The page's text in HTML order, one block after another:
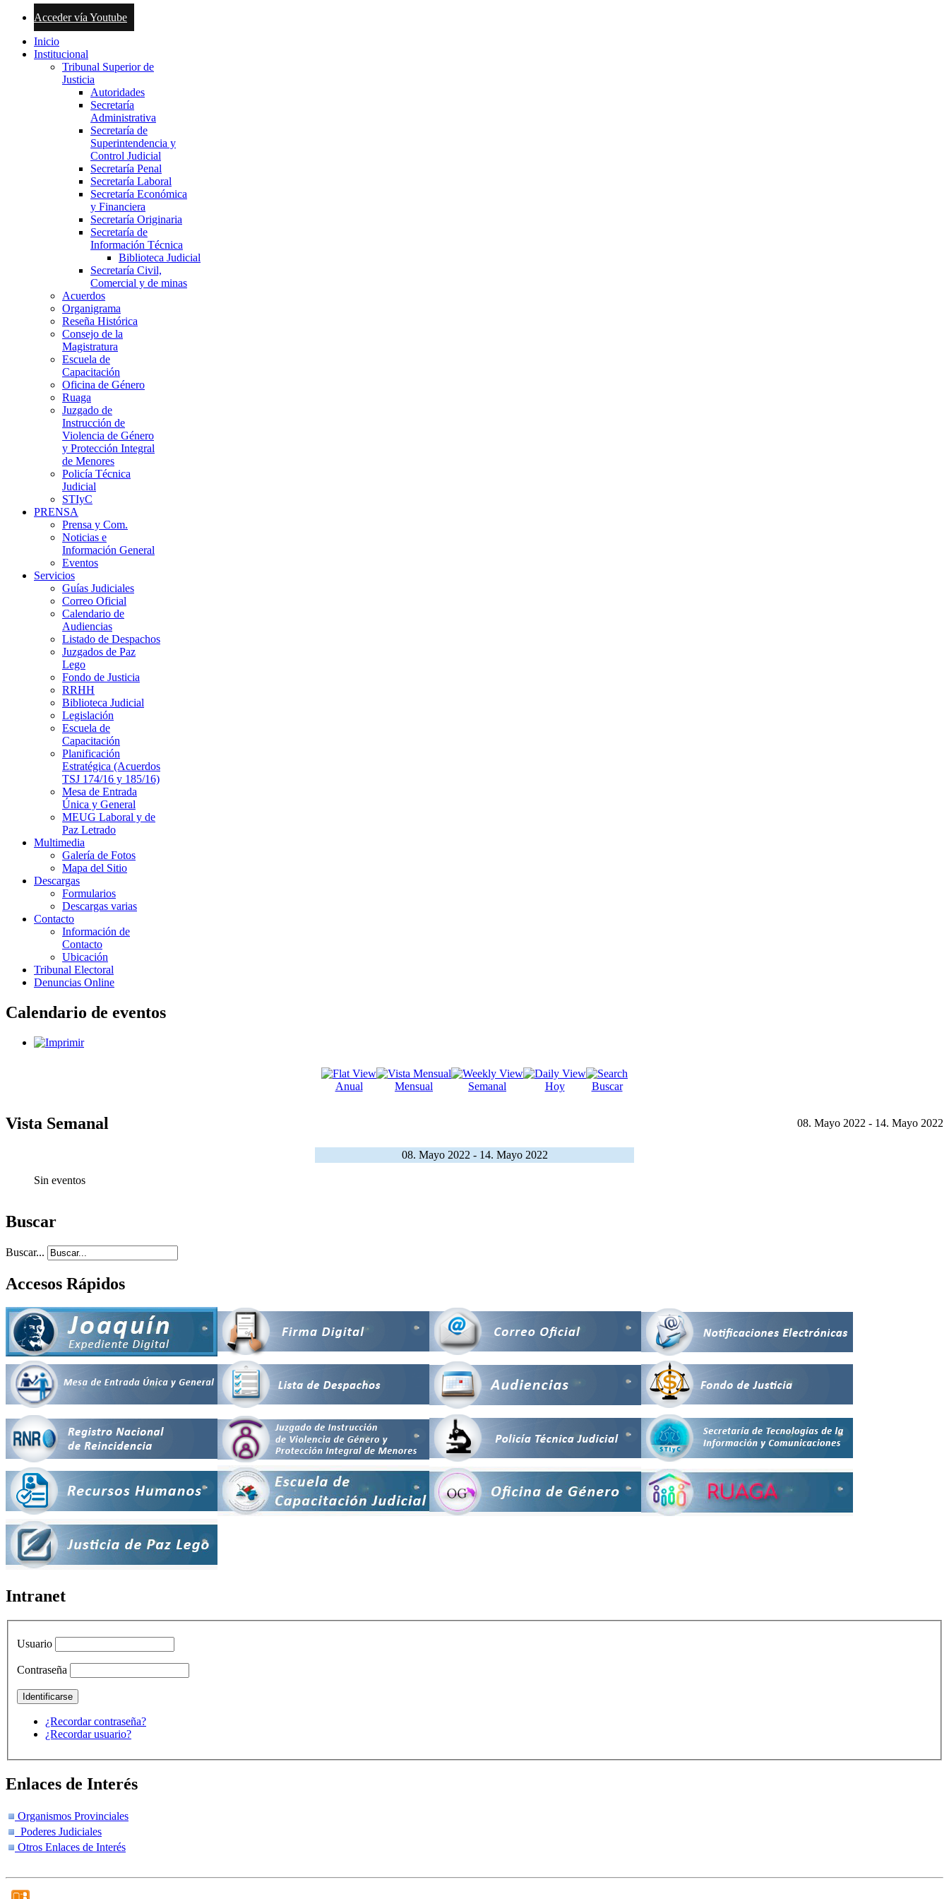
Acceder vía Youtube
Inicio
Institucional
Tribunal Superior de
Justicia
Autoridades
Secretaría
Administrativa
Secretaría de
Superintendencia y
Control Judicial
Secretaría Penal
Secretaría Laboral
Secretaría Económica
y Financiera
Secretaría Originaria
Secretaría de
Información Técnica
Biblioteca Judicial
Secretaría Civil,
Comercial y de minas
Acuerdos
Organigrama
Reseña Histórica
Consejo de la
Magistratura
Escuela de
Capacitación
Oficina de Género
Ruaga
Juzgado de
Instrucción de
Violencia de Género
y Protección Integral
de Menores
Policía Técnica
Judicial
STIyC
PRENSA
Prensa y Com.
Noticias e
Información General
Eventos
Servicios
Guías Judiciales
Correo Oficial
Calendario de
Audiencias
Listado de Despachos
Juzgados de Paz
Lego
Fondo de Justicia
RRHH
Biblioteca Judicial
Legislación
Escuela de
Capacitación
Planificación
Estratégica (Acuerdos
TSJ 174/16 y 185/16)
Mesa de Entrada
Única y General
MEUG Laboral y de
Paz Letrado
Multimedia
Galería de Fotos
Mapa del Sitio
Descargas
Formularios
Descargas varias
Contacto
Información de
Contacto
Ubicación
Tribunal Electoral
Denuncias Online
Calendario de eventos
Anual Mensual Semanal Hoy Buscar
Vista Semanal 08. Mayo 2022 - 14. Mayo 2022
08. Mayo 2022 - 14. Mayo 2022
Sin eventos
Buscar
Buscar...
Accesos Rápidos
Intranet
Usuario
Contraseña
¿Recordar contraseña?
¿Recordar usuario?
Enlaces de Interés
Organismos Provinciales
Poderes Judiciales
Otros Enlaces de Interés